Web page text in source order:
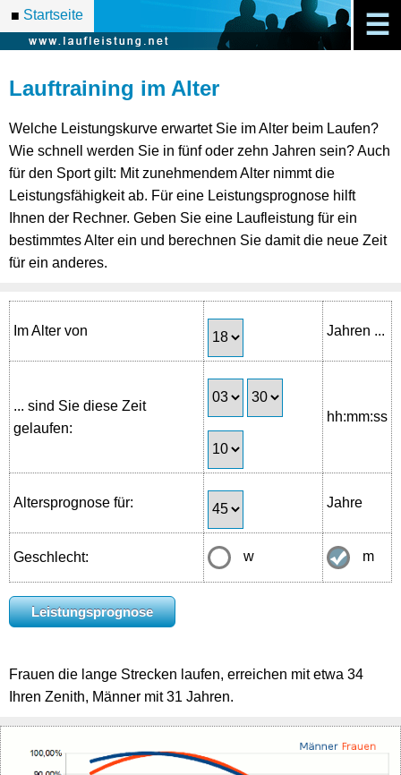
■ Startseite ☰
Lauftraining im Alter
Welche Leistungskurve erwartet Sie im Alter beim Laufen?
Wie schnell werden Sie in fünf oder zehn Jahren sein? Auch
für den Sport gilt: Mit zunehmendem Alter nimmt die
Leistungsfähigkeit ab. Für eine Leistungsprognose hilft
Ihnen der Rechner. Geben Sie eine Laufleistung für ein
bestimmtes Alter ein und berechnen Sie damit die neue Zeit
für ein anderes.
Im Alter von Jahren ...
... sind Sie diese Zeit
gelaufen:
hh:mm:ss
Altersprognose für: Jahre
Geschlecht: w m
Frauen die lange Strecken laufen, erreichen mit etwa 34
Ihren Zenith, Männer mit 31 Jahren.